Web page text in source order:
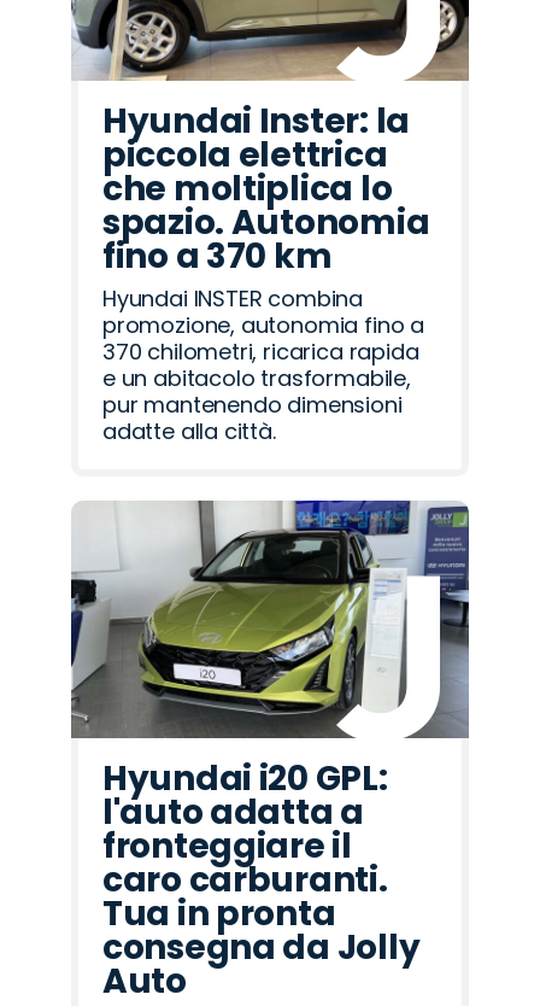
Hyundai Inster: la
piccola elettrica
che moltiplica lo
spazio. Autonomia
fino a 370 km
Hyundai INSTER combina
promozione, autonomia fino a
370 chilometri, ricarica rapida
e un abitacolo trasformabile,
pur mantenendo dimensioni
adatte alla città.
Hyundai i20 GPL:
l'auto adatta a
fronteggiare il
caro carburanti.
Tua in pronta
consegna da Jolly
Auto